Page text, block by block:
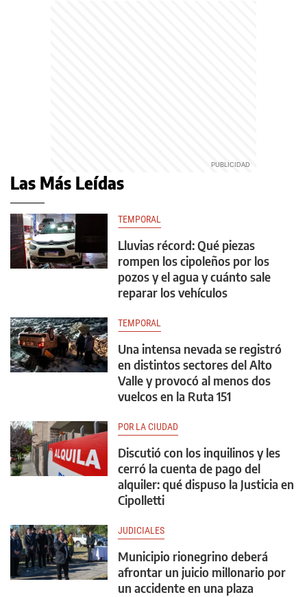
Las Más Leídas
TEMPORAL
Lluvias récord: Qué piezas
rompen los cipoleños por los
pozos y el agua y cuánto sale
reparar los vehículos
TEMPORAL
Una intensa nevada se registró
en distintos sectores del Alto
Valle y provocó al menos dos
vuelcos en la Ruta 151
POR LA CIUDAD
Discutió con los inquilinos y les
cerró la cuenta de pago del
alquiler: qué dispuso la Justicia en
Cipolletti
JUDICIALES
Municipio rionegrino deberá
afrontar un juicio millonario por
un accidente en una plaza